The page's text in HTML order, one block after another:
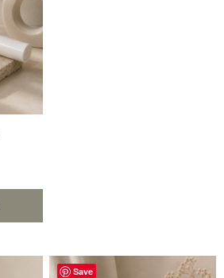
Save